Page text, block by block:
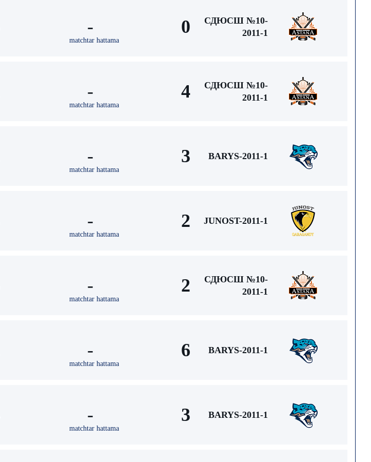
-
matchtar hattama
0
СДЮСШ №10-
2011-1
-
matchtar hattama
4
СДЮСШ №10-
2011-1
-
matchtar hattama
3 BARYS-2011-1
-
matchtar hattama
2 JUNOST-2011-1
-
matchtar hattama
2
СДЮСШ №10-
2011-1
-
matchtar hattama
6 BARYS-2011-1
-
matchtar hattama
3 BARYS-2011-1